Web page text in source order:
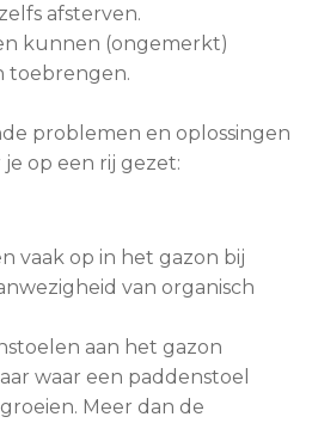
afsterven.
kunnen (ongemerkt)
toebrengen.
problemen en oplossingen
op een rij gezet:
vaak op in het gazon bij
van organisch
aan het gazon
waar een paddenstoel
Meer dan de